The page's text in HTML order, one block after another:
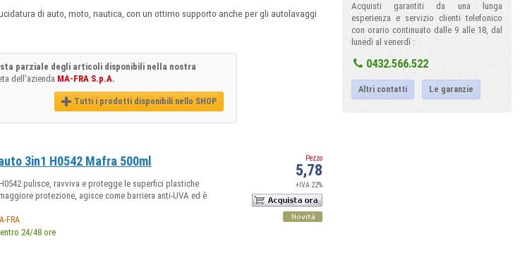
di auto, moto, nautica, con un ottimo supporto anche per gli autolavaggi
parziale degli articoli disponibili nella nostra
dell'azienda MA-FRA S.p.A.
Tutti i prodotti disponibili nello SHOP
3in1 H0542 Mafra 500ml
pulisce, ravviva e protegge le superfici plastiche
protezione, agisce come barriera anti-UVA ed è
FRA
24/48 ore
Pezzo
5,78
+IVA 22%
Acquisti garantiti da una lunga
esperienza e servizio clienti telefonico
con orario continuato dalle 9 alle 18, dal
lunedì al venerdì :
0432.566.522
Altri contatti Le garanzie